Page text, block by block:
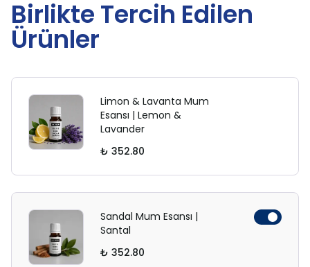
Birlikte Tercih Edilen
Ürünler
Limon & Lavanta Mum
Esansı | Lemon &
Lavander
₺ 352.80
Sandal Mum Esansı |
Santal
₺ 352.80